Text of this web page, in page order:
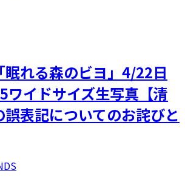
眠れる森のビヨ」4/22日
ワイドサイズ生写真【清
表記についてのお詫びと